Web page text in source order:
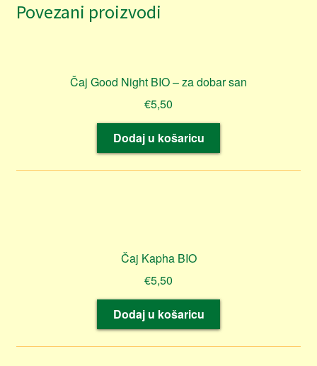
Povezani proizvodi
Čaj Good Night BIO – za dobar san
€5,50
Dodaj u košaricu
Čaj Kapha BIO
€5,50
Dodaj u košaricu